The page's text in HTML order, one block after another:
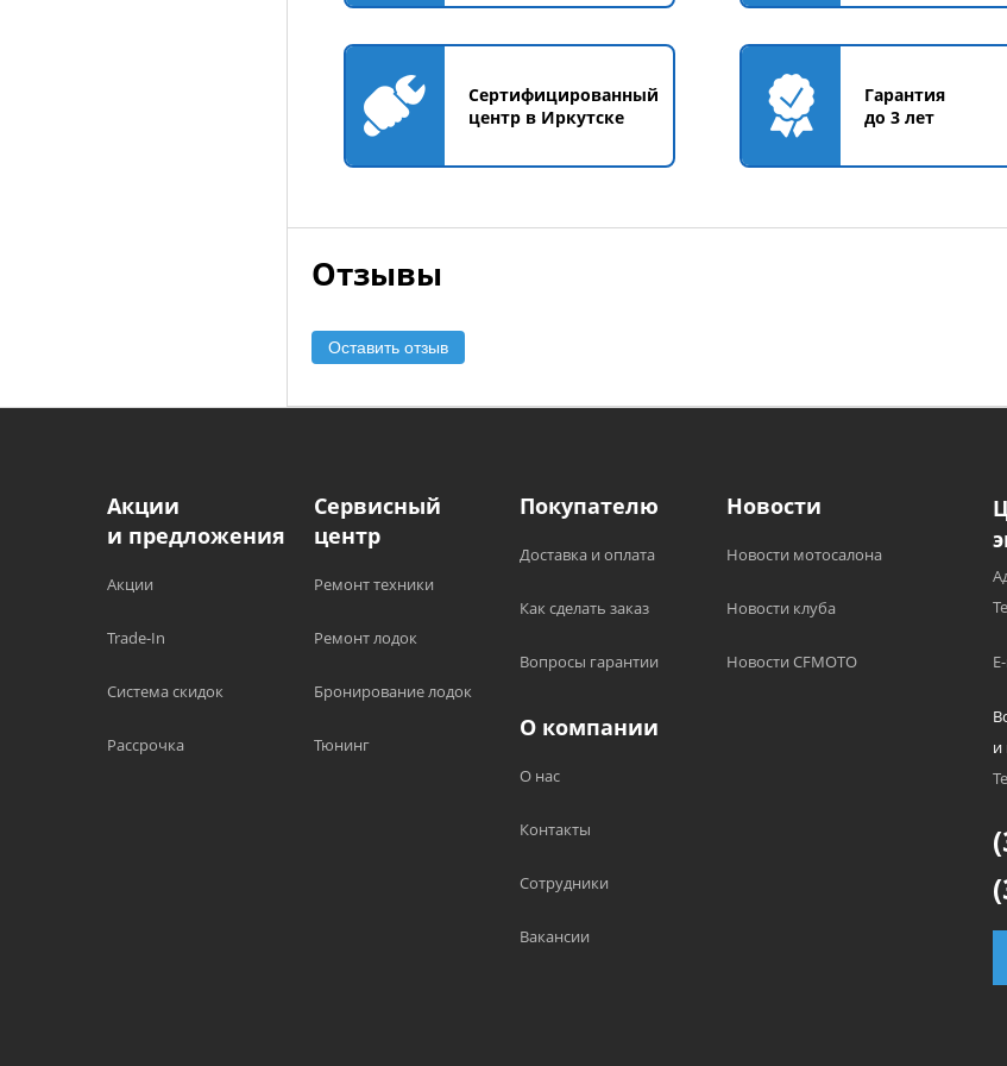
Сертифицированный
центр в Иркутске
Гарантия
до 3 лет
Отзывы
Оставить отзыв
Акции
и предложения
Акции
Trade-In
Система скидок
Рассрочка
Сервисный
центр
Ремонт техники
Ремонт лодок
Бронирование лодок
Тюнинг
Покупателю
Доставка и оплата
Как сделать заказ
Вопросы гарантии
Новости
Новости мотосалона
Новости клуба
Новости CFMOTO
О компании
О нас
Контакты
Сотрудники
Вакансии
и